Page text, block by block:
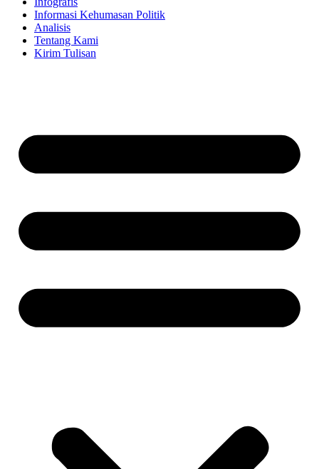
Informasi Kehumasan Politik
Analisis
Tentang Kami
Kirim Tulisan